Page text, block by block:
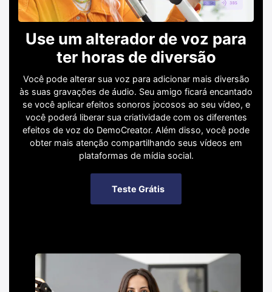
Use um alterador de voz para
ter horas de diversão
Você pode alterar sua voz para adicionar mais diversão
às suas gravações de áudio. Seu amigo ficará encantado
se você aplicar efeitos sonoros jocosos ao seu vídeo, e
você poderá liberar sua criatividade com os diferentes
efeitos de voz do DemoCreator. Além disso, você pode
obter mais atenção compartilhando seus vídeos em
plataformas de mídia social.
Teste Grátis